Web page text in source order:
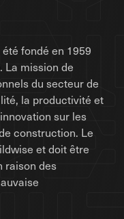
fondé en 1959
La mission de
du secteur de
la productivité et
sur les
construction. Le
et doit être
raison des